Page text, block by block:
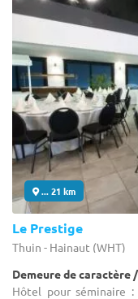
... 21 km
Le Prestige
Thuin - Hainaut (WHT)
Demeure de caractère
Hôtel pour séminaire